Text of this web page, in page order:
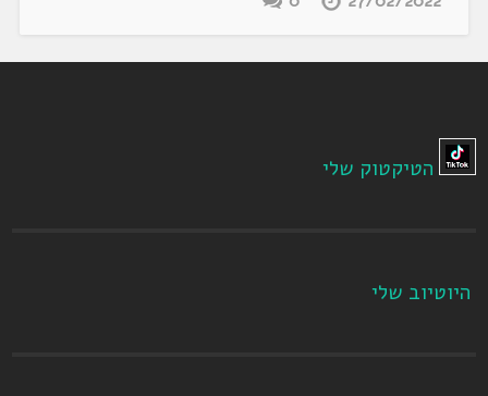
הטיקטוק שלי
היוטיוב שלי